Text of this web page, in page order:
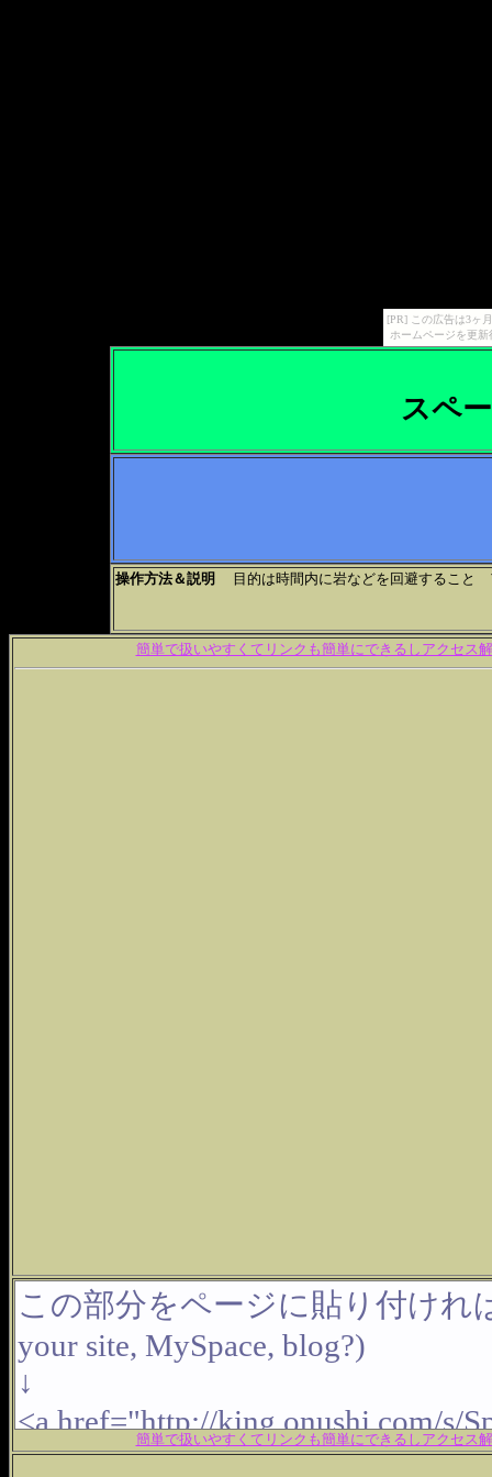
[PR] この広告は3ヶ
ホームページを更
スペ
操作方法＆説明 目的は時間内に岩などを回避するこ
簡単で扱いやすくてリンクも簡単にできるしアクセス
簡単で扱いやすくてリンクも簡単にできるしアクセス